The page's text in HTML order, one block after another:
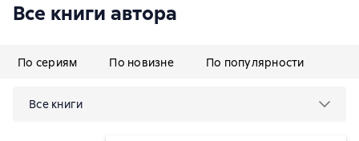
Все книги автора
По сериям По новизне По популярности
Все книги